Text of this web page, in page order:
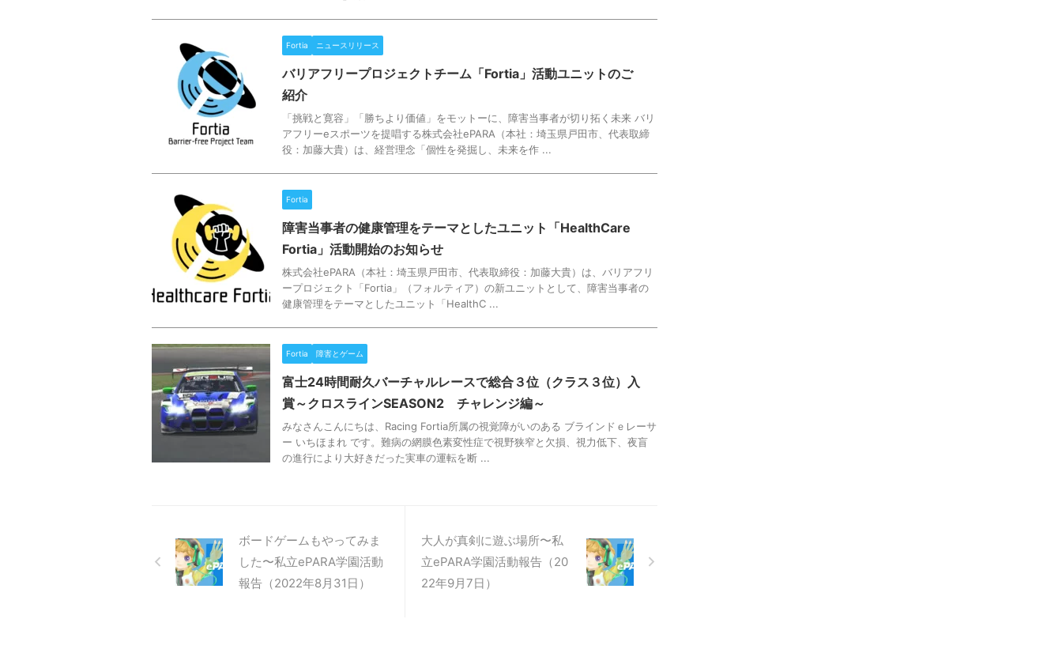
Fortia ニュースリリース
バリアフリープロジェクトチーム「Fortia」活動ユニットのご
紹介
「挑戦と寛容」「勝ちより価値」をモットーに、障害当事者が切り拓く未来 バリ
アフリーeスポーツを提唱する株式会社ePARA（本社：埼玉県戸田市、代表取締
役：加藤大貴）は、経営理念「個性を発掘し、未来を作 ...
Fortia
障害当事者の健康管理をテーマとしたユニット「HealthCare
Fortia」活動開始のお知らせ
株式会社ePARA（本社：埼玉県戸田市、代表取締役：加藤大貴）は、バリアフリ
ープロジェクト「Fortia」（フォルティア）の新ユニットとして、障害当事者の
健康管理をテーマとしたユニット「HealthC ...
Fortia 障害とゲーム
富士24時間耐久バーチャルレースで総合３位（クラス３位）入
賞～クロスラインSEASON2 チャレンジ編～
みなさんこんにちは、Racing Fortia所属の視覚障がいのある ブラインドｅレーサ
ー いちほまれ です。難病の網膜色素変性症で視野狭窄と欠損、視力低下、夜盲
の進行により大好きだった実車の運転を断 ...
ボードゲームもやってみま
した〜私立ePARA学園活動
報告（2022年8月31日）
大人が真剣に遊ぶ場所〜私
立ePARA学園活動報告（20
22年9月7日）